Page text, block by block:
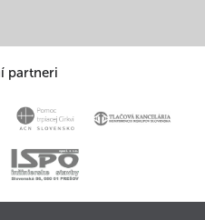
partneri